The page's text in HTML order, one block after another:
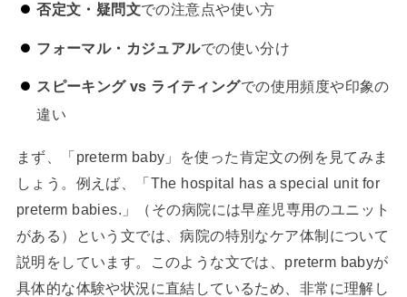
否定文・疑問文での注意点や使い方
フォーマル・カジュアルでの使い分け
スピーキング vs ライティングでの使用頻度や印象の
違い
まず、「preterm baby」を使った肯定文の例を見てみま
しょう。例えば、「The hospital has a special unit for
preterm babies.」（その病院には早産児専用のユニット
がある）という文では、病院の特別なケア体制について
説明をしています。このような文では、preterm babyが
具体的な体験や状況に直結しているため、非常に理解し